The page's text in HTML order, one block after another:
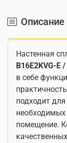
Описание
Настенная
B16E2KVG-E /
в себе
подходит
помещение.